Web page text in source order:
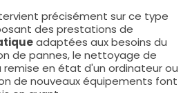
précisément sur ce type
des prestations de
adaptées aux besoins du
de pannes, le nettoyage de
en état d'un ordinateur ou
de nouveaux équipements font